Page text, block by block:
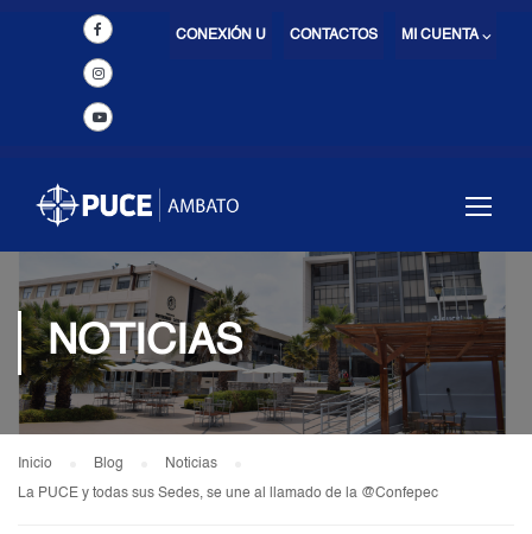
MI CUENTA ⌵
CONTACTOS
CONEXIÓN U
NOTICIAS
Inicio Blog Noticias
La PUCE y todas sus Sedes, se une al llamado de la @Confepec